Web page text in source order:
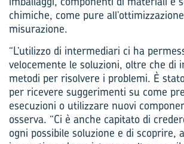
chimiche, come pure
misurazione.
“L’utilizzo di intermediari ci ha
velocemente le soluzioni, oltre che di
metodi per risolvere i problemi. È
per ricevere suggerimenti su come
esecuzioni o utilizzare nuovi
osserva. “Ci è anche capitato di
ogni possibile soluzione e di scoprire,